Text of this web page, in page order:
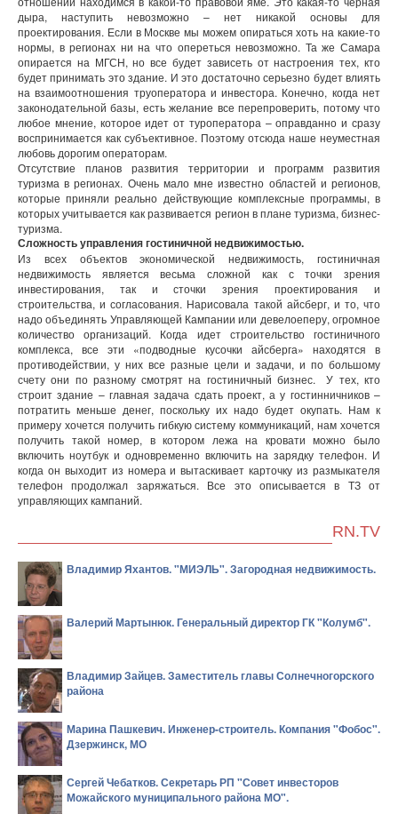
дыра, наступить невозможно – нет никакой основы для
проектирования. Если в Москве мы можем опираться хоть на какие-то
нормы, в регионах ни на что опереться невозможно. Та же Самара
опирается на МГСН, но все будет зависеть от настроения тех, кто
будет принимать это здание. И это достаточно серьезно будет влиять
на взаимоотношения труоператора и инвестора. Конечно, когда нет
законодательной базы, есть желание все перепроверить, потому что
любое мнение, которое идет от туроператора – оправданно и сразу
воспринимается как субъективное. Поэтому отсюда наше неуместная
любовь дорогим операторам.
Отсутствие планов развития территории и программ развития
туризма в регионах. Очень мало мне известно областей и регионов,
которые приняли реально действующие комплексные программы, в
которых учитывается как развивается регион в плане туризма, бизнес-
туризма.
Сложность управления гостиничной недвижимостью.
Из всех объектов экономической недвижимость, гостиничная
недвижимость является весьма сложной как с точки зрения
инвестирования, так и сточки зрения проектирования и
строительства, и согласования. Нарисовала такой айсберг, и то, что
надо объединять Управляющей Кампании или девелоеперу, огромное
количество организаций. Когда идет строительство гостиничного
комплекса, все эти «подводные кусочки айсберга» находятся в
противодействии, у них все разные цели и задачи, и по большому
счету они по разному смотрят на гостиничный бизнес. У тех, кто
строит здание – главная задача сдать проект, а у гостинничников –
потратить меньше денег, поскольку их надо будет окупать. Нам к
примеру хочется получить гибкую систему коммуникаций, нам хочется
получить такой номер, в котором лежа на кровати можно было
включить ноутбук и одновременно включить на зарядку телефон. И
когда он выходит из номера и вытаскивает карточку из размыкателя
телефон продолжал заряжаться. Все это описывается в ТЗ от
управляющих кампаний.
RN.TV
Владимир Яхантов. "МИЭЛЬ". Загородная недвижимость.
Валерий Мартынюк. Генеральный директор ГК "Колумб".
Владимир Зайцев. Заместитель главы Солнечногорского
района
Марина Пашкевич. Инженер-строитель. Компания "Фобос".
Дзержинск, МО
Сергей Чебатков. Секретарь РП "Совет инвесторов
Можайского муниципального района МО".